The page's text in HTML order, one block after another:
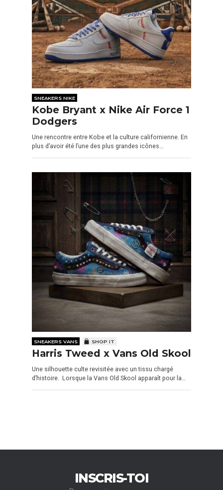
SNEAKERS NIKE
Kobe Bryant x Nike Air Force 1
Dodgers
Une rencontre entre Kobe et la culture californienne. En
plus d’avoir été l’une des plus grandes icônes…
SNEAKERS VANS SHOP IT
Harris Tweed x Vans Old Skool
Une silhouette culte revisitée avec un tissu chargé
d’histoire. Lorsque la Vans Old Skool apparaît pour la…
INSCRIS-TOI